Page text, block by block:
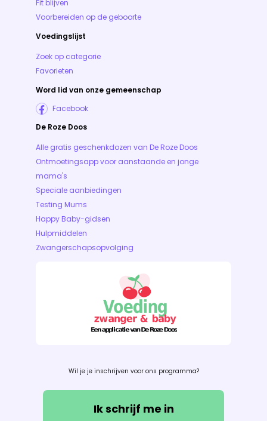
Fit blijven
Voorbereiden op de geboorte
Voedingslijst
Zoek op categorie
Favorieten
Word lid van onze gemeenschap
Facebook
De Roze Doos
Alle gratis geschenkdozen van De Roze Doos
Ontmoetingsapp voor aanstaande en jonge
mama's
Speciale aanbiedingen
Testing Mums
Happy Baby-gidsen
Hulpmiddelen
Zwangerschapsopvolging
Wil je je inschrijven voor ons programma?
Ik schrijf me in